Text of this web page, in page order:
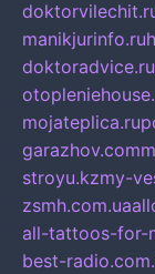
manikjurinfo.ru
doktoradvice.ru
mojateplica.ru
garazhov.com
stroyu.kzmy-
zsmh.com.ua
all-tattoos-for-
best-